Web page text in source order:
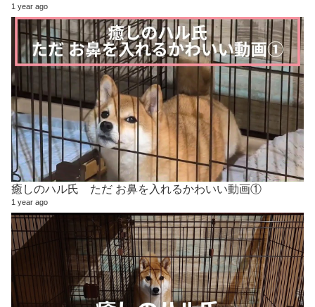
1 year ago
癒しのハル氏 ただ お鼻を入れるかわいい動画①
1 year ago